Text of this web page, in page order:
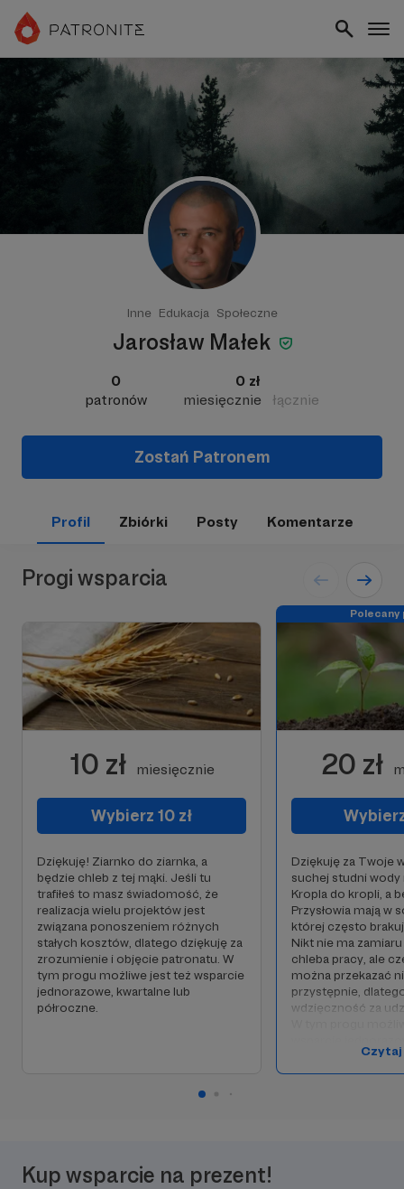
Inne Edukacja Społeczne
Jarosław Małek
0
patronów
0 zł
miesięcznie
łącznie
Zostań Patronem
Profil Zbiórki Posty Komentarze
Progi wsparcia
10 zł miesięcznie
Wybierz 10 zł
Dziękuję! Ziarnko do ziarnka, a
będzie chleb z tej mąki. Jeśli tu
trafiłeś to masz świadomość, że
realizacja wielu projektów jest
związana ponoszeniem różnych
stałych kosztów, dlatego dziękuję za
zrozumienie i objęcie patronatu. W
tym progu możliwe jest też wsparcie
jednorazowe, kwartalne lub
półroczne.
Polecany
20 zł
Dziękuję za Twoje
suchej studni wody
Kropla do kropli, a
Przysłowia mają w
której często
Nikt nie ma
chleba pracy, ale
można przekazać
przystępnie,
wdzięczność za
Kup wsparcie na prezent!